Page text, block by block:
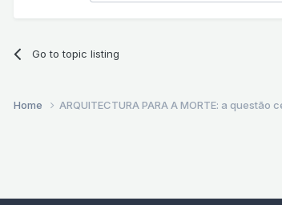
Go to topic listing
Home ARQUITECTURA PARA A MORTE: a